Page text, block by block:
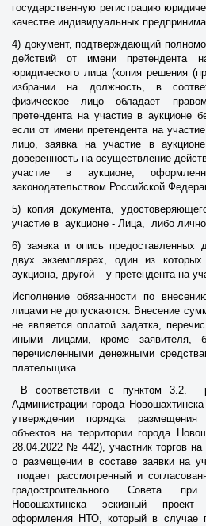
государственную регистрацию
качестве индивидуальных
4) документ, подтверждающий
действий от имени претендента
юридического лица (копия решения
избрании на должность, в
физическое лицо обладает
претендента на участие в аукционе
если от имени претендента на
лицо, заявка на участие в
доверенность на осуществление
участие в аукционе,
законодательством Российской
5) копия документа,
участие в аукционе - Лица, либо
6) заявка и опись предоставленных
двух экземплярах, один из
аукциона, другой – у претендента на
Исполнение обязанности по
лицами не допускаются. Внесение
не является оплатой задатка,
иными лицами, кроме заявителя,
перечисленными денежными
плательщика.
В соответствии с пунктом 3.2.
Администрации города
утверждении порядка размещения
объектов на территории города
28.04.2022 № 442), участник торгов
о размещении в составе заявки на
подает рассмотренный и
градостроительного Совета
Новошахтинска эскизный
оформления НТО, который в случае